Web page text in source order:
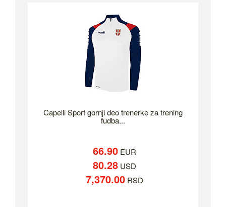
Capelli Sport gornji deo trenerke za trening
fudba...
66.90EUR
80.28USD
7,370.00RSD